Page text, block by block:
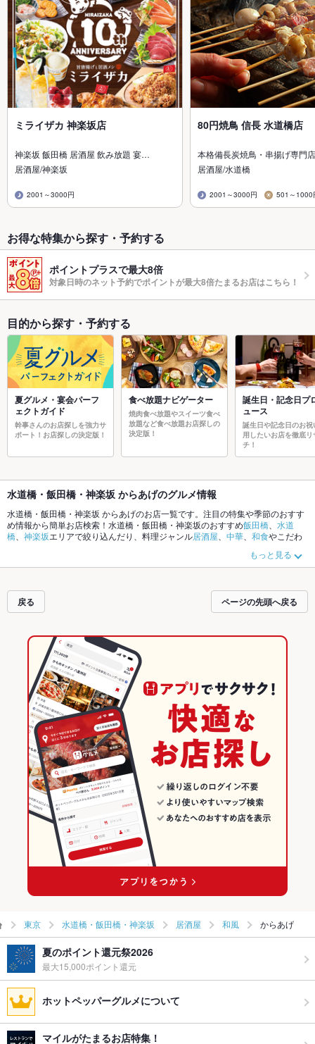
ミライザカ 神楽坂店
神楽坂 飯田橋 居酒屋 飲み放題 宴…
居酒屋/神楽坂
2001～3000円
80円焼鳥 信長 水道橋店
本格備長炭焼鳥・串揚げ専
居酒屋/水道橋
2001～3000円 501～1000
お得な特集から探す・予約する
ポイントプラスで最大8倍
対象日時のネット予約でポイントが最大8倍たまるお店はこちら！
目的から探す・予約する
夏グルメ・宴会パーフ
ェクトガイド
幹事さんのお店探しを強力サ
ポート！お店探しの決定版！
食べ放題ナビゲーター
焼肉食べ放題やスイーツ食べ
放題など食べ放題お店探しの
決定版！
誕生日・記念日プ
ュース
誕生日や記念日のお祝
用したいお店を徹底リ
チ！
水道橋・飯田橋・神楽坂 からあげのグルメ情報
水道橋・飯田橋・神楽坂 からあげのお店一覧です。注目の特集や季節のおすす
め情報から簡単お店検索！水道橋・飯田橋・神楽坂のおすすめ飯田橋
水道
橋
神楽坂エリアで絞り込んだり、料理ジャンル居酒屋 中華 和食やこだわ
ルメなら、お得なクーポンはもちろん、とっておきのメニューや季節のおすす
め料理など、お店の最新情報をご紹介しているので安心！24時間使える簡単便
宴会にも、デートやパーティーにもお得に便利にホットペッパーグルメをご利
用ください。
もっと見る
戻る ページの先頭へ戻る
東京 水道橋・飯田橋・神楽坂 居酒屋 和風 からあげ
夏のポイント還元祭2026
最大15,000ポイント還元
ホットペッパーグルメについて
マイルがたまるお店特集！